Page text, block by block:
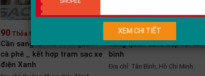
90 Thỏa thuận
Cần sang lại Mô hình quán
cà phê _ kết hợp trạm sạc xe
điện Xanh
Liên hệ
sang quán cafe đẹp tại tân
bình
Địa chỉ: Tân Bình, Hồ Chí Minh
XEM CHI TIẾT